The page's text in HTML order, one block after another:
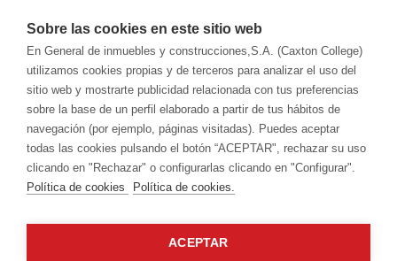
Language academy Español
Sobre las cookies en este sitio web
En General de inmuebles y construcciones,S.A. (Caxton College)
utilizamos cookies propias y de terceros para analizar el uso del
sitio web y mostrarte publicidad relacionada con tus preferencias
sobre la base de un perfil elaborado a partir de tus hábitos de
navegación (por ejemplo, páginas visitadas). Puedes aceptar
todas las cookies pulsando el botón “ACEPTAR", rechazar su uso
clicando en "Rechazar" o configurarlas clicando en "Configurar".
Política de cookies
Política de cookies.
ACEPTAR